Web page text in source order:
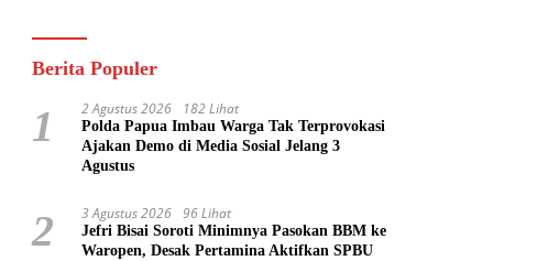
Berita Populer
1 2 Agustus 2026 182 Lihat
Polda Papua Imbau Warga Tak Terprovokasi
Ajakan Demo di Media Sosial Jelang 3
Agustus
2 3 Agustus 2026 96 Lihat
Jefri Bisai Soroti Minimnya Pasokan BBM ke
Waropen, Desak Pertamina Aktifkan SPBU